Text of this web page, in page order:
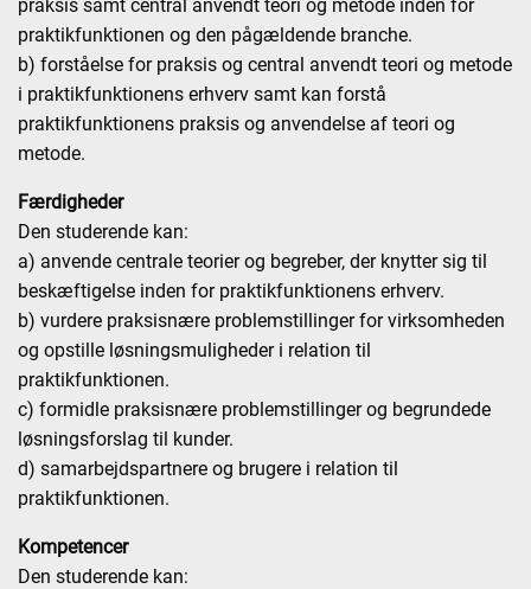
praksis samt central anvendt teori og metode inden for
praktikfunktionen og den pågældende branche.
b) forståelse for praksis og central anvendt teori og metode
i praktikfunktionens erhverv samt kan forstå
praktikfunktionens praksis og anvendelse af teori og
metode.
Færdigheder
Den studerende kan:
a) anvende centrale teorier og begreber, der knytter sig til
beskæftigelse inden for praktikfunktionens erhverv.
b) vurdere praksisnære problemstillinger for virksomheden
og opstille løsningsmuligheder i relation til
praktikfunktionen.
c) formidle praksisnære problemstillinger og begrundede
løsningsforslag til kunder.
d) samarbejdspartnere og brugere i relation til
praktikfunktionen.
Kompetencer
Den studerende kan: